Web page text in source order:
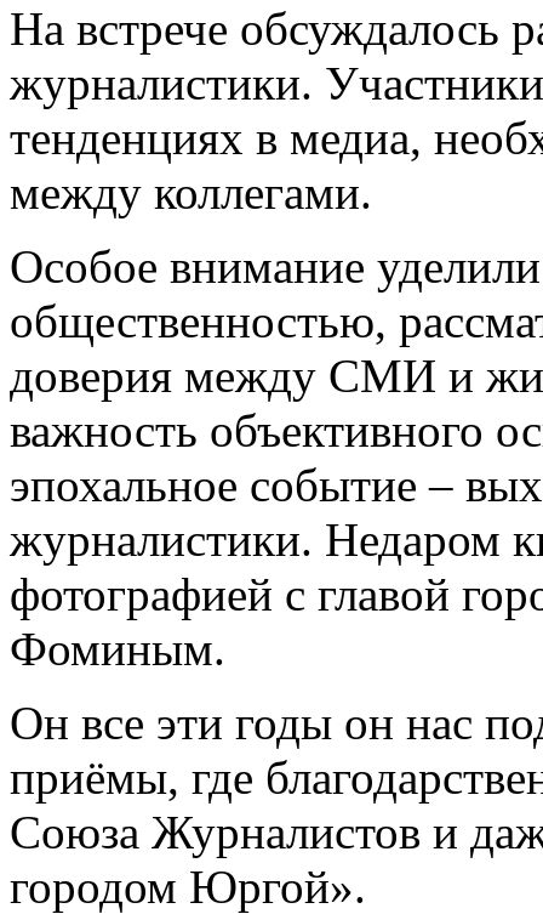
На встрече обсуждалось
журналистики.
тенденциях в медиа,
между коллегами.
Особое внимание
общественностью,
доверия между СМИ и
важность объективного
эпохальное событие –
журналистики. Недаром
фотографией с главой
Фоминым.
Он все эти годы он нас
приёмы, где
Союза Журналистов и
городом Юргой».